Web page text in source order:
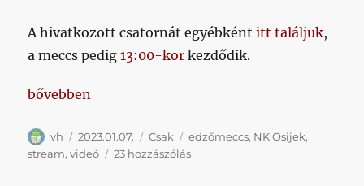
A hivatkozott csatornát egyébkéntitt találjuk,
a meccs pedig13:00-kor kezdődik.
„Lesz stream az Osijek elleni meccsről!”
bővebben
Szerző
vh Közzétéve
2023.01.07. Kategória
Csak Címke
edzőmeccs, NK Osijek,
stream,videó 23 hozzászólásLesz